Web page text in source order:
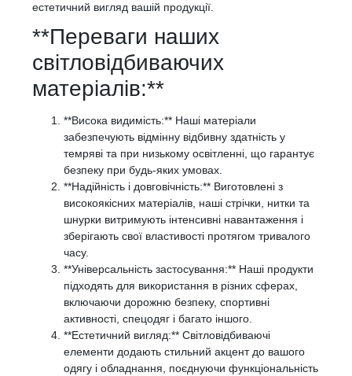
естетичний вигляд вашій продукції.
**Переваги наших
світловідбиваючих
матеріалів:**
**Висока видимість:** Наші матеріали
забезпечують відмінну відбивну здатність у
темряві та при низькому освітленні, що гарантує
безпеку при будь-яких умовах.
**Надійність і довговічність:** Виготовлені з
високоякісних матеріалів, наші стрічки, нитки та
шнурки витримують інтенсивні навантаження і
зберігають свої властивості протягом тривалого
часу.
**Універсальність застосування:** Наші продукти
підходять для використання в різних сферах,
включаючи дорожню безпеку, спортивні
активності, спецодяг і багато іншого.
**Естетичний вигляд:** Світловідбиваючі
елементи додають стильний акцент до вашого
одягу і обладнання, поєднуючи функціональність